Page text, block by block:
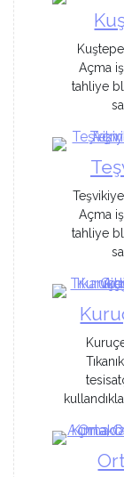
Kuştepe
Açma
tahliye
Teşvikiye
Açma
tahliye